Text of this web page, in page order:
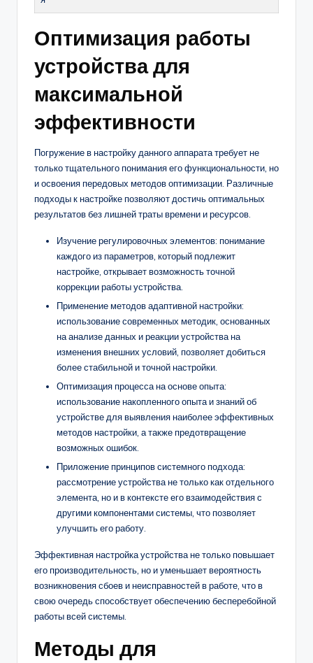
Оптимизация работы
устройства для
максимальной
эффективности
Погружение в настройку данного аппарата требует не
только тщательного понимания его функциональности, но
и освоения передовых методов оптимизации. Различные
подходы к настройке позволяют достичь оптимальных
результатов без лишней траты времени и ресурсов.
Изучение регулировочных элементов: понимание
каждого из параметров, который подлежит
настройке, открывает возможность точной
коррекции работы устройства.
Применение методов адаптивной настройки:
использование современных методик, основанных
на анализе данных и реакции устройства на
изменения внешних условий, позволяет добиться
более стабильной и точной настройки.
Оптимизация процесса на основе опыта:
использование накопленного опыта и знаний об
устройстве для выявления наиболее эффективных
методов настройки, а также предотвращение
возможных ошибок.
Приложение принципов системного подхода:
рассмотрение устройства не только как отдельного
элемента, но и в контексте его взаимодействия с
другими компонентами системы, что позволяет
улучшить его работу.
Эффективная настройка устройства не только повышает
его производительность, но и уменьшает вероятность
возникновения сбоев и неисправностей в работе, что в
свою очередь способствует обеспечению бесперебойной
работы всей системы.
Методы для